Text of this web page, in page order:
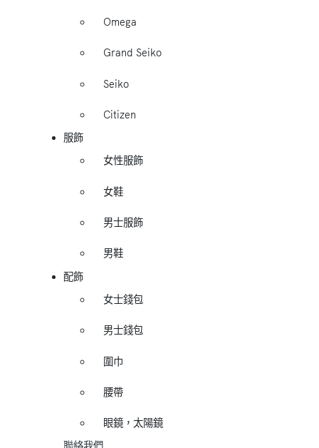
Omega
Grand Seiko
Seiko
Citizen
服飾
女性服飾
女鞋
男士服飾
男鞋
配飾
女士錢包
男士錢包
圍巾
腰帶
眼鏡，太陽鏡